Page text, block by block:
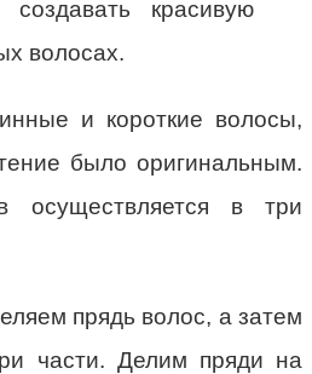
создавать красивую
волосах.
и короткие волосы,
было оригинальным.
осуществляется в три
прядь волос, а затем
части. Делим пряди на